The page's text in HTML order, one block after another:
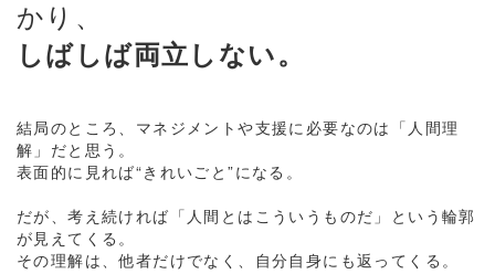
かり、
しばしば両立しない。
結局のところ、マネジメントや支援に必要なのは「人間理
解」だと思う。
表面的に見れば“きれいごと”になる。
だが、考え続ければ「人間とはこういうものだ」という輪郭
が見えてくる。
その理解は、他者だけでなく、自分自身にも返ってくる。